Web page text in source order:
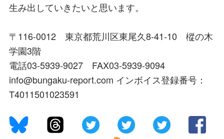
生み出していきたいと思います。
〒116-0012 東京都荒川区東尾久8-41-10 樅の木
学園3階
電話03-5939-9027 FAX03-5939-9094
info@bungaku-report.com インボイス登録番号：
T4011501023591